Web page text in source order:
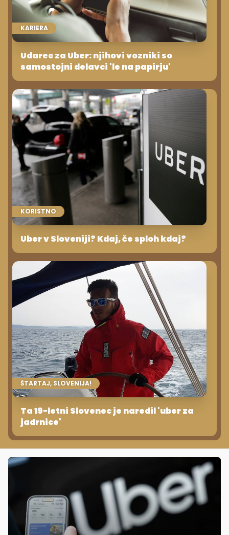
KARIERA
Udarec za Uber: njihovi vozniki so
samostojni delavci 'le na papirju'
KORISTNO
Uber v Sloveniji? Kdaj, če sploh kdaj?
ŠTARTAJ, SLOVENIJA!
Ta 19-letni Slovenec je naredil 'uber za
jadrnice'